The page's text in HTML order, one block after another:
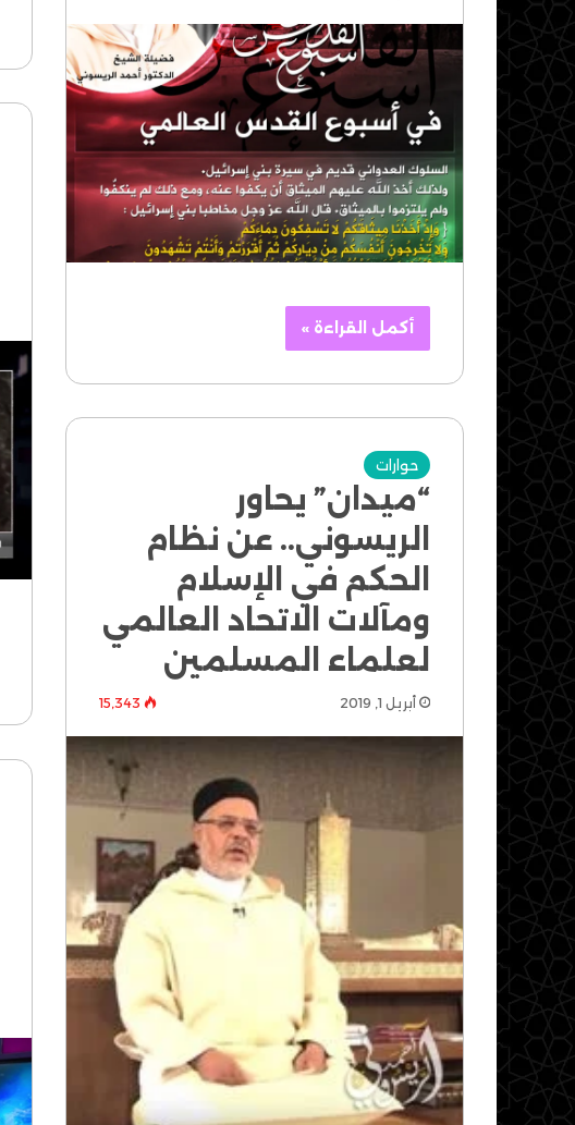
أكمل القراءة »
حوارات
“ميدان” يحاور
الريسوني.. عن نظام
الحكم في الإسلام
ومآلات الاتحاد العالمي
لعلماء المسلمين
أبريل 1, 2019 15٬343